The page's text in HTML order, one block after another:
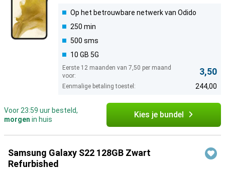
Op het betrouwbare netwerk van Odido
250 min
500 sms
10 GB 5G
Eerste 12 maanden van 7,50 per maand
voor:
3,50
Eenmalige betaling toestel: 244,00
Voor 23:59 uur besteld,
morgen in huis Kies je bundel
Samsung Galaxy S22 128GB Zwart
Refurbished